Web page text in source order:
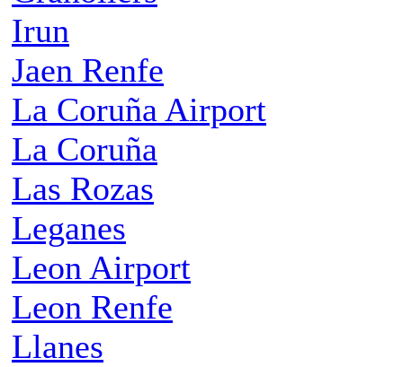
Irun
Jaen Renfe
La Coruña Airport
La Coruña
Las Rozas
Leganes
Leon Airport
Leon Renfe
Llanes